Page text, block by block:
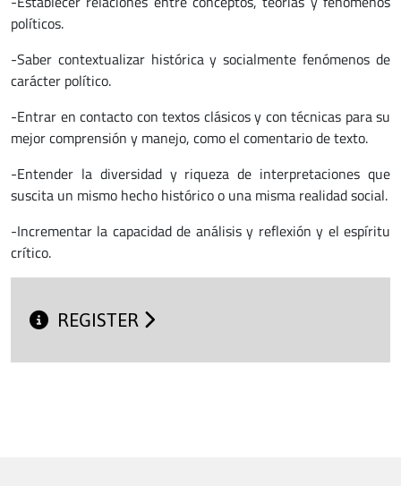
políticos.
-Saber contextualizar histórica y socialmente fenómenos de
carácter político.
-Entrar en contacto con textos clásicos y con técnicas para su
mejor comprensión y manejo, como el comentario de texto.
-Entender la diversidad y riqueza de interpretaciones que
suscita un mismo hecho histórico o una misma realidad social.
-Incrementar la capacidad de análisis y reflexión y el espíritu
crítico.
REGISTER